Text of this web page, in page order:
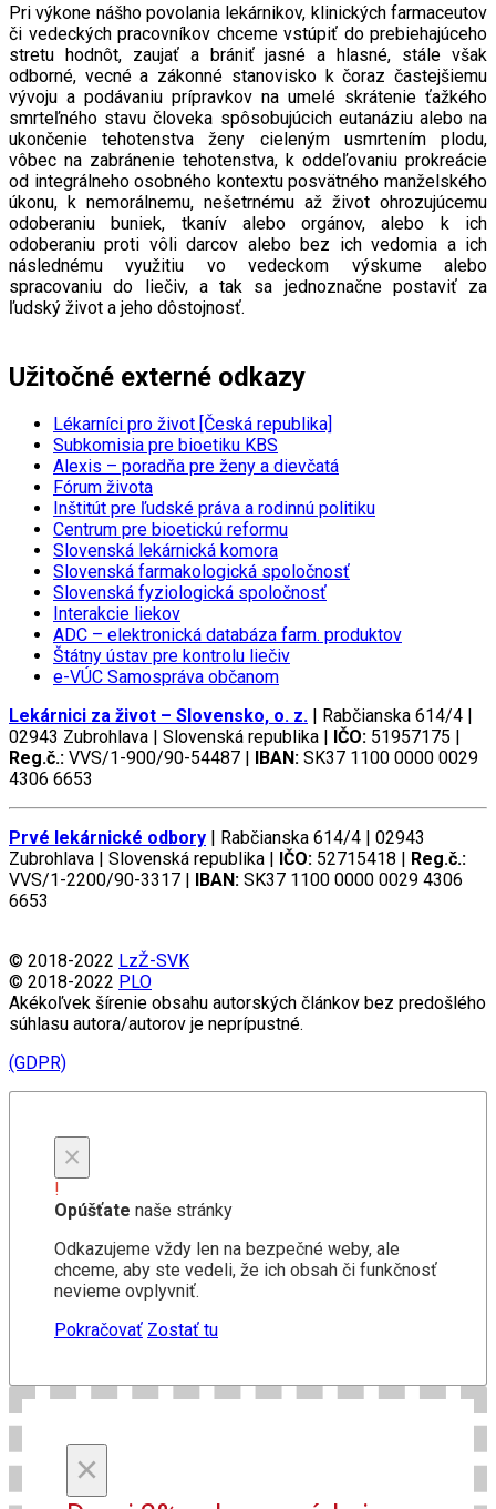
Pri výkone nášho povolania lekárnikov, klinických farmaceutov
či vedeckých pracovníkov chceme vstúpiť do prebiehajúceho
stretu hodnôt, zaujať a brániť jasné a hlasné, stále však
odborné, vecné a zákonné stanovisko k čoraz častejšiemu
vývoju a podávaniu prípravkov na umelé skrátenie ťažkého
smrteľného stavu človeka spôsobujúcich eutanáziu alebo na
ukončenie tehotenstva ženy cieleným usmrtením plodu,
vôbec na zabránenie tehotenstva, k oddeľovaniu prokreácie
od integrálneho osobného kontextu posvätného manželského
úkonu, k nemorálnemu, nešetrnému až život ohrozujúcemu
odoberaniu buniek, tkanív alebo orgánov, alebo k ich
odoberaniu proti vôli darcov alebo bez ich vedomia a ich
následnému využitiu vo vedeckom výskume alebo
spracovaniu do liečiv, a tak sa jednoznačne postaviť za
ľudský život a jeho dôstojnosť.
Užitočné externé odkazy
Lékarníci pro život [Česká republika]
Subkomisia pre bioetiku KBS
Alexis – poradňa pre ženy a dievčatá
Fórum života
Inštitút pre ľudské práva a rodinnú politiku
Centrum pre bioetickú reformu
Slovenská lekárnická komora
Slovenská farmakologická spoločnosť
Slovenská fyziologická spoločnosť
Interakcie liekov
ADC – elektronická databáza farm. produktov
Štátny ústav pre kontrolu liečiv
e-VÚC Samospráva občanom
Lekárnici za život – Slovensko, o. z. | Rabčianska 614/4 |
02943 Zubrohlava | Slovenská republika |
IČO: 51957175 |
Reg.č.: VVS/1-900/90-54487 | IBAN: SK37 1100 0000 0029
4306 6653
Prvé lekárnické odbory | Rabčianska 614/4 | 02943
Zubrohlava | Slovenská republika |
IČO: 52715418 |
Reg.č.:
VVS/1-2200/90-3317 |
IBAN: SK37 1100 0000 0029 4306
6653
© 2018-2022 LzŽ-SVK
© 2018-2022 PLO
Akékoľvek šírenie obsahu autorských článkov bez predošlého
súhlasu autora/autorov je neprípustné.
(GDPR)
×
!
Opúšťate naše stránky
Odkazujeme vždy len na bezpečné weby, ale
chceme, aby ste vedeli, že ich obsah či funkčnosť
nevieme ovplyvniť.
Pokračovať Zostať tu
×